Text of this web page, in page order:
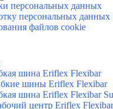
персональных данных
персональных данных
файлов cookie
шина Eriflex Flexibar
шины Eriflex Flexibar
шина Eriflex Flexibar
центр Eriflex Flexibar